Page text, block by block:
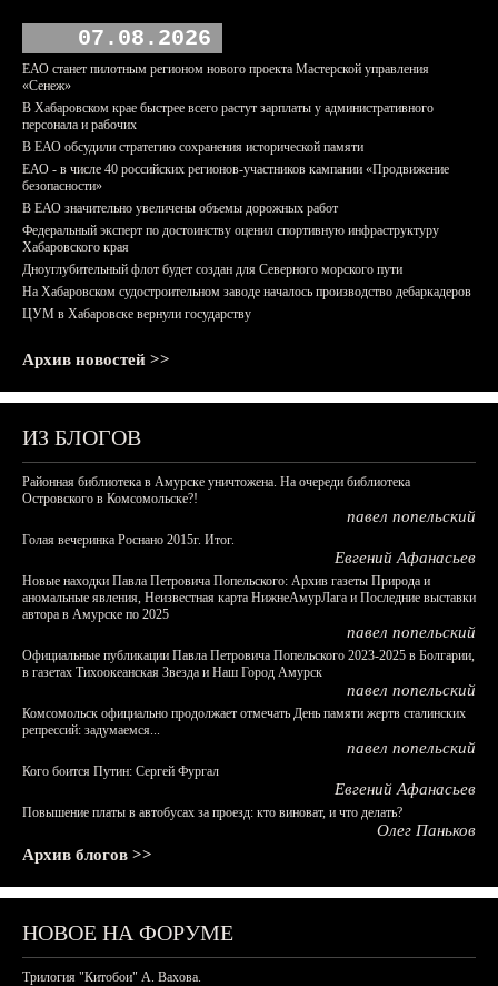
07.08.2026
ЕАО станет пилотным регионом нового проекта Мастерской управления
«Сенеж»
В Хабаровском крае быстрее всего растут зарплаты у административного
персонала и рабочих
В ЕАО обсудили стратегию сохранения исторической памяти
ЕАО - в числе 40 российских регионов-участников кампании «Продвижение
безопасности»
В ЕАО значительно увеличены объемы дорожных работ
Федеральный эксперт по достоинству оценил спортивную инфраструктуру
Хабаровского края
Дноуглубительный флот будет создан для Северного морского пути
На Хабаровском судостроительном заводе началось производство дебаркадеров
ЦУМ в Хабаровске вернули государству
Архив новостей >>
ИЗ БЛОГОВ
Районная библиотека в Амурске уничтожена. На очереди библиотека
Островского в Комсомольске?!
павел попельский
Голая вечеринка Роснано 2015г. Итог.
Евгений Афанасьев
Новые находки Павла Петровича Попельского: Архив газеты Природа и
аномальные явления, Неизвестная карта НижнеАмурЛага и Последние выставки
автора в Амурске по 2025
павел попельский
Официальные публикации Павла Петровича Попельского 2023-2025 в Болгарии,
в газетах Тихоокеанская Звезда и Наш Город Амурск
павел попельский
Комсомольск официально продолжает отмечать День памяти жертв сталинских
репрессий: задумаемся...
павел попельский
Кого боится Путин: Сергей Фургал
Евгений Афанасьев
Повышение платы в автобусах за проезд: кто виноват, и что делать?
Олег Паньков
Архив блогов >>
НОВОЕ НА ФОРУМЕ
Трилогия "Китобои" А. Вахова.